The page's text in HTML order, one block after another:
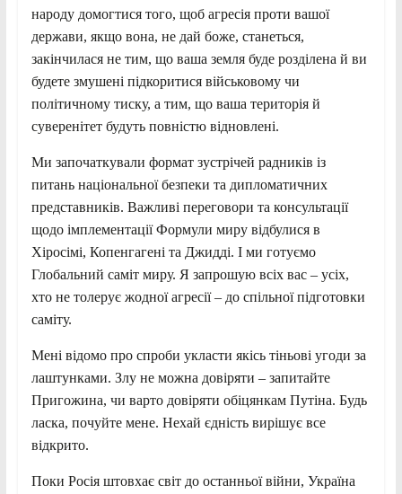
народу домогтися того, щоб агресія проти вашої
держави, якщо вона, не дай боже, станеться,
закінчилася не тим, що ваша земля буде розділена й ви
будете змушені підкоритися військовому чи
політичному тиску, а тим, що ваша територія й
суверенітет будуть повністю відновлені.
Ми започаткували формат зустрічей радників із
питань національної безпеки та дипломатичних
представників. Важливі переговори та консультації
щодо імплементації Формули миру відбулися в
Хіросімі, Копенгагені та Джидді. І ми готуємо
Глобальний саміт миру. Я запрошую всіх вас – усіх,
хто не толерує жодної агресії – до спільної підготовки
саміту.
Мені відомо про спроби укласти якісь тіньові угоди за
лаштунками. Злу не можна довіряти – запитайте
Пригожина, чи варто довіряти обіцянкам Путіна. Будь
ласка, почуйте мене. Нехай єдність вирішує все
відкрито.
Поки Росія штовхає світ до останньої війни, Україна